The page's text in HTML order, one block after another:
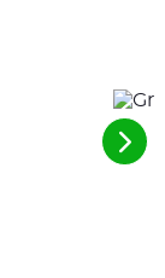
Zie
de